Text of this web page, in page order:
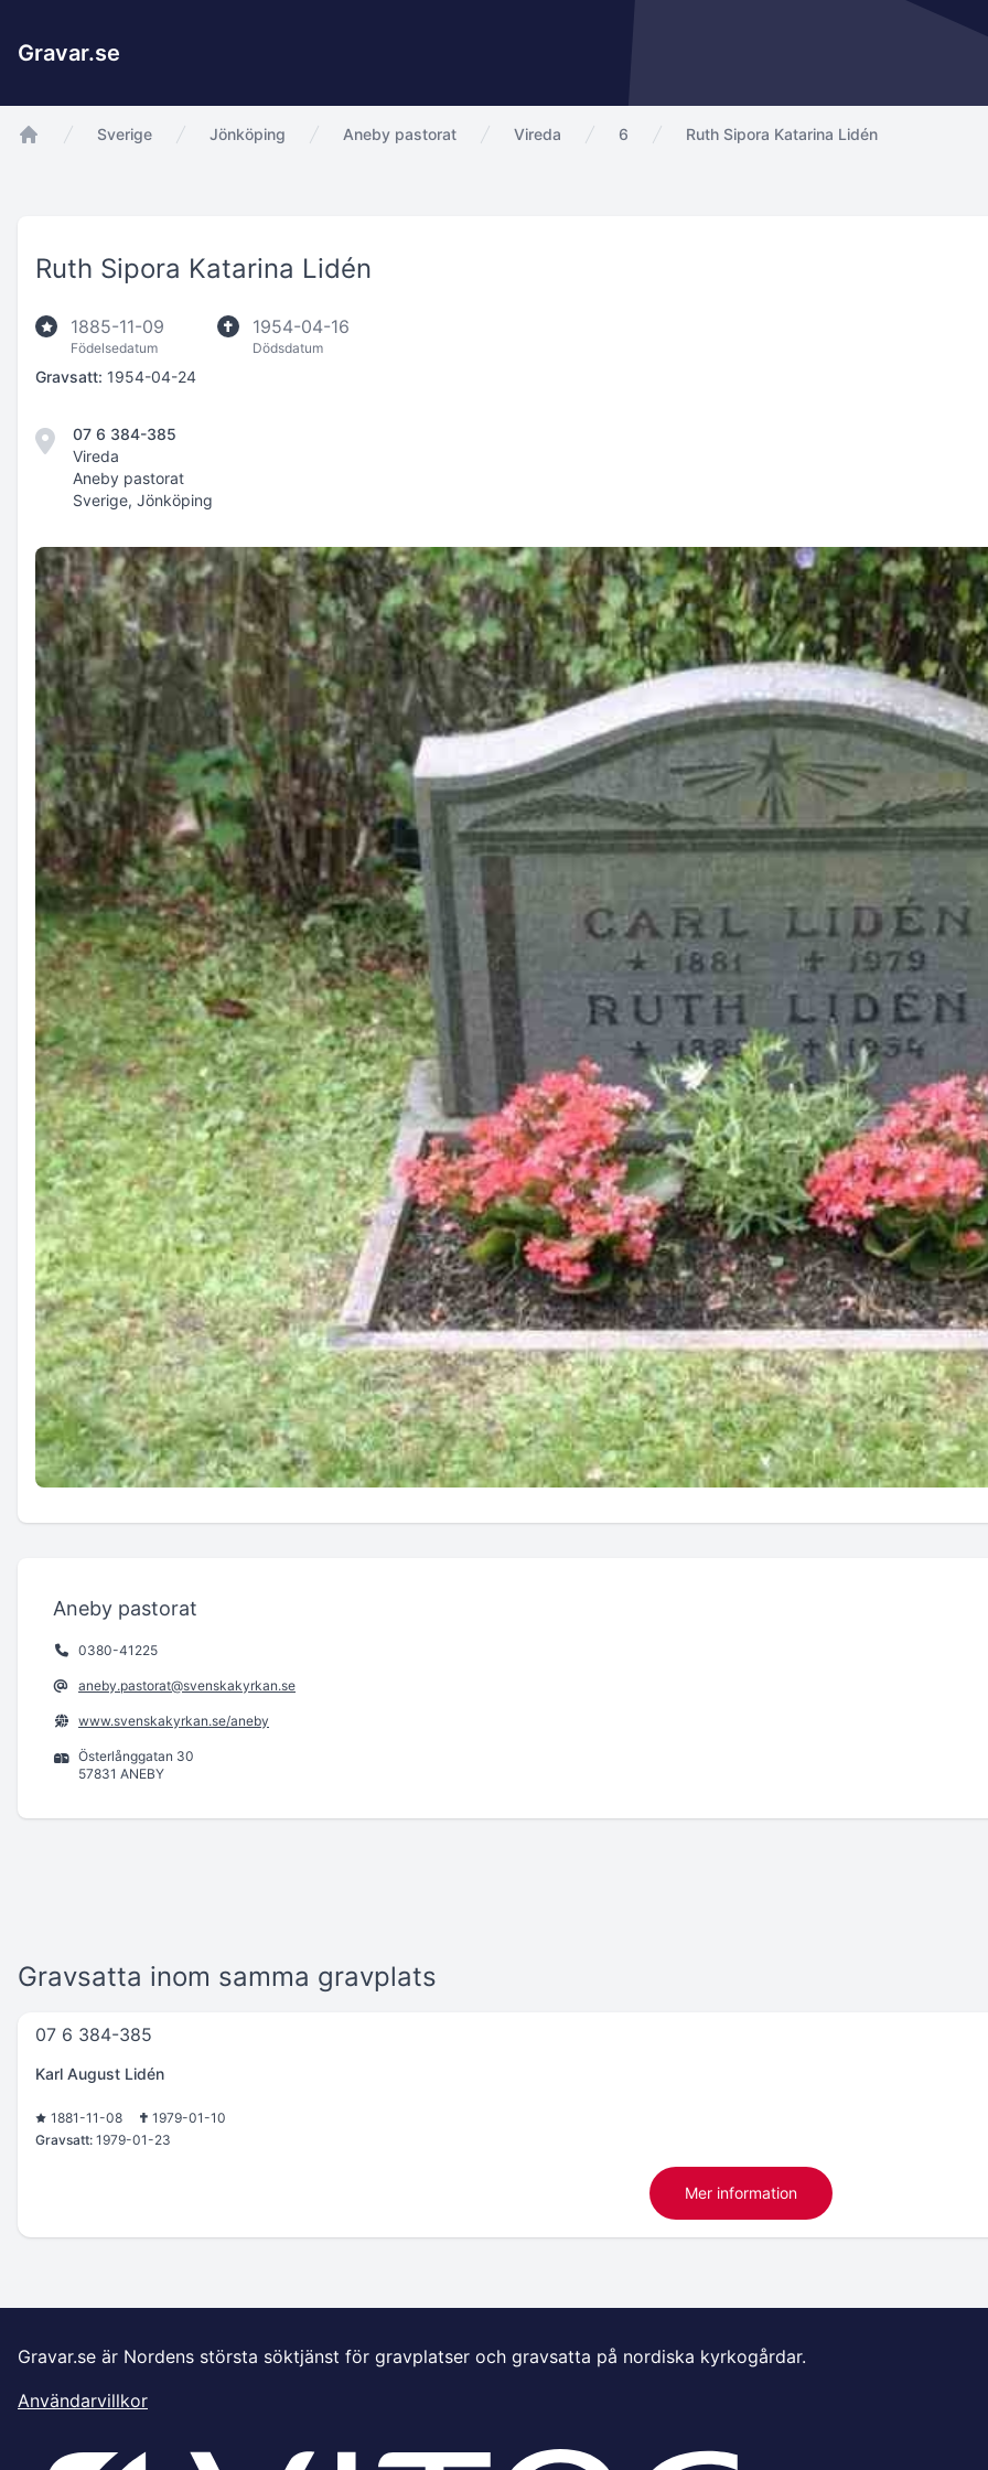
Gravar.se
Sverige Jönköping Aneby pastorat Vireda 6 Ruth Sipora Katarina Lidén
Ruth Sipora Katarina Lidén
1885-11-09
Födelsedatum
1954-04-16
Dödsdatum
Gravsatt: 1954-04-24
07 6 384-385
Vireda
Aneby pastorat
Sverige, Jönköping
Aneby pastorat
0380-41225
aneby.pastorat@svenskakyrkan.se
www.svenskakyrkan.se/aneby
Österlånggatan 30
57831 ANEBY
Gravsatta inom samma gravplats
07 6 384-385
Karl August Lidén
1881-11-08
1979-01-10
Gravsatt: 1979-01-23
Mer information
Gravar.se är Nordens största söktjänst för gravplatser och gravsatta på nordiska kyrkogårdar.
Användarvillkor